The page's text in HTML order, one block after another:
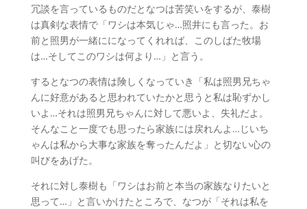
冗談を言っているものだとなつは苦笑いをするが、泰樹
は真剣な表情で「ワシは本気じゃ…照井にも言った。お
前と照男が一緒にになってくれれば、このしばた牧場
は…そしてこのワシは何より…」と言う。
するとなつの表情は険しくなっていき「私は照男兄ちゃ
んに好意があると思われていたかと思うと私は恥ずかし
いよ…それは照男兄ちゃんに対して悪いよ、失礼だよ。
そんなこと一度でも思ったら家族には戻れんよ…じいち
ゃんは私から大事な家族を奪ったんだよ」と切ない心の
叫びをあげた。
それに対し泰樹も「ワシはお前と本当の家族なりたいと
思って…」と言いかけたところで、なつが「それは私を